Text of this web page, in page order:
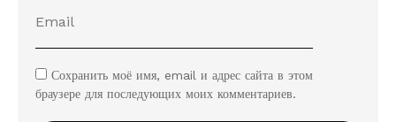
Сохранить моё имя, email и адрес сайта в этом
браузере для последующих моих комментариев.